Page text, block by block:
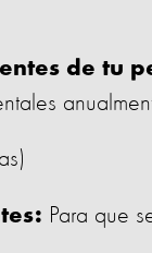
de tu
Para que